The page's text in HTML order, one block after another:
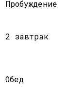
Пробуждение
2 завтрак
Обед